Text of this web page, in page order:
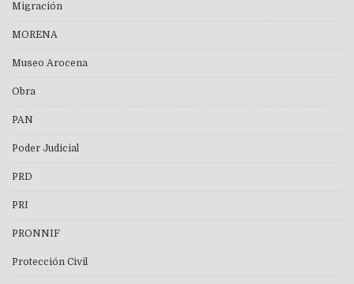
Migración
MORENA
Museo Arocena
Obra
PAN
Poder Judicial
PRD
PRI
PRONNIF
Protección Civil